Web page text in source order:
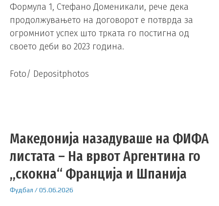
Формула 1, Стефано Доменикали, рече дека
продолжувањето на договорот е потврда за
огромниот успех што трката го постигна од
своето деби во 2023 година.
Foto/ Depositphotos
Македонија назадуваше на ФИФА
листата – На врвот Аргентина го
„скокна“ Франција и Шпанија
Фудбал /05.06.2026